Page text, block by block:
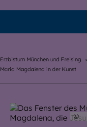
Erzbistum München und Freising
Maria Magdalena in der Kunst
©